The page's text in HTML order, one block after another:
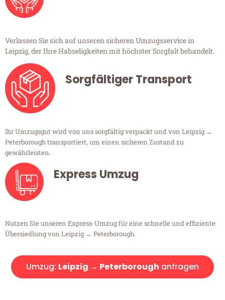
Verlassen Sie sich auf unseren sicheren Umzugsservice in
Leipzig, der Ihre Habseligkeiten mit höchster Sorgfalt behandelt.
Sorgfältiger Transport
Ihr Umzugsgut wird von uns sorgfältig verpackt und von Leipzig →
Peterborough transportiert, um einen sicheren Zustand zu
gewährleisten.
Express Umzug
Nutzen Sie unseren Express-Umzug für eine schnelle und effiziente
Übersiedlung von Leipzig → Peterborough.
Umzug: Leipzig → Peterborough anfragen